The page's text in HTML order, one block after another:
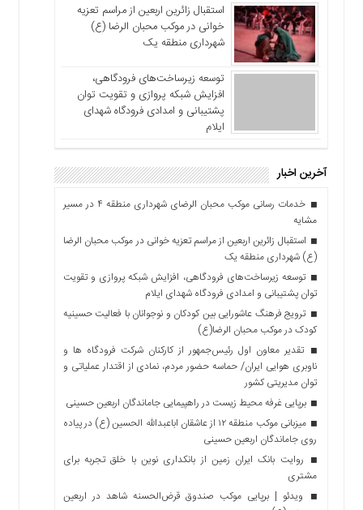
استقبال زائرین اربعین از مراسم تعزیه
خوانی در موکب محبان الرضا (ع)
شهرداری منطقه یک
توسعه زیرساخت‌های فرودگاهی،
افزایش شبکه پروازی و تقویت توان
پشتیبانی و امدادی فرودگاه شهدای
ایلام
آخرین اخبار
خدمات رسانی موکب محبان الرضای شهرداری منطقه ۴ در مسیر
مشایه
استقبال زائرین اربعین از مراسم تعزیه خوانی در موکب محبان الرضا
(ع) شهرداری منطقه یک
توسعه زیرساخت‌های فرودگاهی، افزایش شبکه پروازی و تقویت
توان پشتیبانی و امدادی فرودگاه شهدای ایلام
ترویج فرهنگ عاشورایی بین کودکان و نوجوانان با فعالیت حسینیه
کودک در موکب محبان الرضا(ع)
تقدیر معاون اول رئیس‌جمهور از کارکنان شرکت فرودگاه ها و
ناوبری هوایی ایران/ حماسه حضور مردم، نمادی از اقتدار عملیاتی و
توان مدیریتی کشور
برپایی غرفه محیط زیست در راهپیمایی جاماندگان اربعین حسینی
میزبانی موکب منطقه ۱۲ از عاشقان اباعبدالله الحسین (ع) در پیاده
روی جاماندگان اربعین حسینی
روایت بانک ایران زمین از بانکداری نوین با خلق تجربه برای
مشتری
ویدئو | برپایی موکب صندوق قرض‌الحسنه شاهد در اربعین